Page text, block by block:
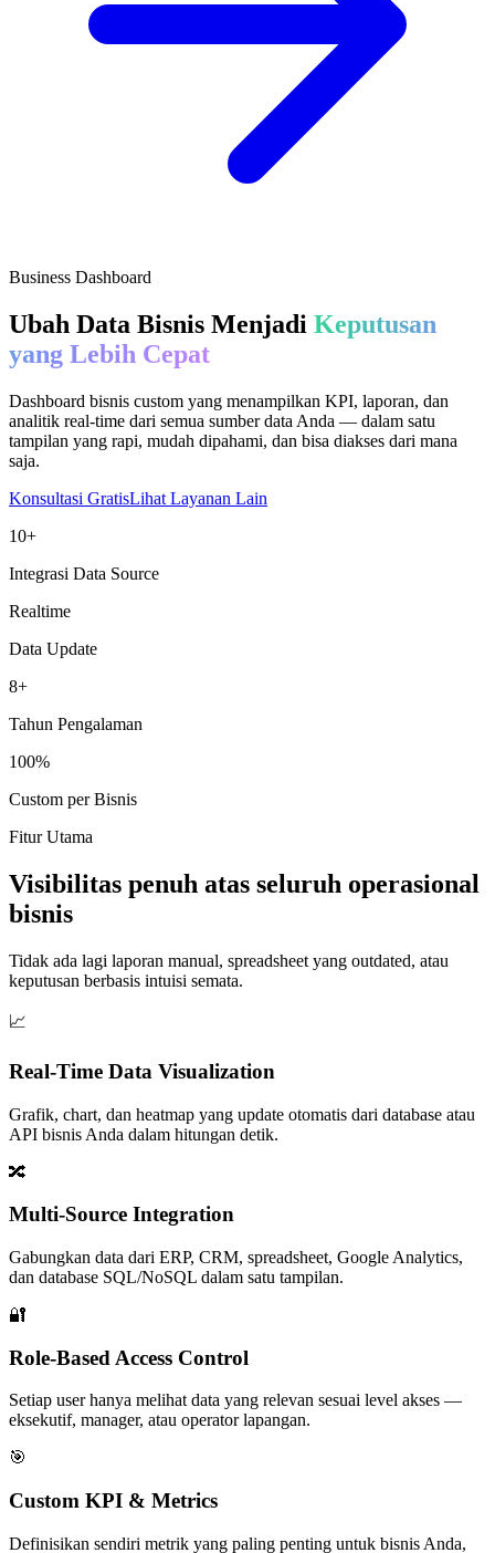
Business Dashboard
Ubah Data Bisnis Menjadi Keputusan
yang Lebih Cepat
Dashboard bisnis custom yang menampilkan KPI, laporan, dan
analitik real-time dari semua sumber data Anda — dalam satu
tampilan yang rapi, mudah dipahami, dan bisa diakses dari mana
saja.
Konsultasi GratisLihat Layanan Lain
10+
Integrasi Data Source
Realtime
Data Update
8+
Tahun Pengalaman
100%
Custom per Bisnis
Fitur Utama
Visibilitas penuh atas seluruh operasional
bisnis
Tidak ada lagi laporan manual, spreadsheet yang outdated, atau
keputusan berbasis intuisi semata.
📈
Real-Time Data Visualization
Grafik, chart, dan heatmap yang update otomatis dari database atau
API bisnis Anda dalam hitungan detik.
🔀
Multi-Source Integration
Gabungkan data dari ERP, CRM, spreadsheet, Google Analytics,
dan database SQL/NoSQL dalam satu tampilan.
🔐
Role-Based Access Control
Setiap user hanya melihat data yang relevan sesuai level akses —
eksekutif, manager, atau operator lapangan.
🎯
Custom KPI & Metrics
Definisikan sendiri metrik yang paling penting untuk bisnis Anda,